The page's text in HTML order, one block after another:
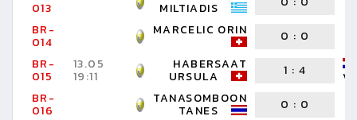
013 MILTIADIS
BR-
014
MARCELIC ORIN 0 : 0
BR-
015
13.05
19:11
HABERSAAT
URSULA 1 : 4
BR-
016
TANASOMBOON
TANES 0 : 0